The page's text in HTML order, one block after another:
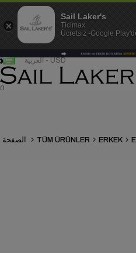
العربية - USD
0
TÜM ÜRÜNLER ERKEK
Sail Laker's
Ticimax
Ücretsiz -Google